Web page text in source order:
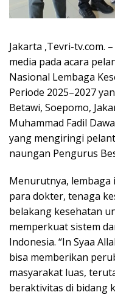
Jakarta ,Tevri-tv.com.
media pada acara
Nasional Lembaga
Periode 2025–2027
Betawi, Soepomo,
Muhammad Fadil
yang mengiringi
naungan Pengurus
Menurutnya, lembaga
para dokter, tenaga
belakang kesehatan
memperkuat sistem
Indonesia. “In Syaa
bisa memberikan
masyarakat luas,
beraktivitas di bidang